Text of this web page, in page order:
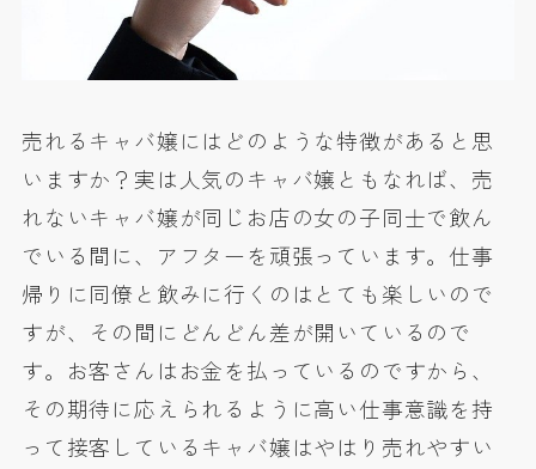
売れるキャバ嬢にはどのような特徴があると思
いますか？実は人気のキャバ嬢ともなれば、売
れないキャバ嬢が同じお店の女の子同士で飲ん
でいる間に、アフターを頑張っています。仕事
帰りに同僚と飲みに行くのはとても楽しいので
すが、その間にどんどん差が開いているので
す。お客さんはお金を払っているのですから、
その期待に応えられるように高い仕事意識を持
って接客しているキャバ嬢はやはり売れやすい